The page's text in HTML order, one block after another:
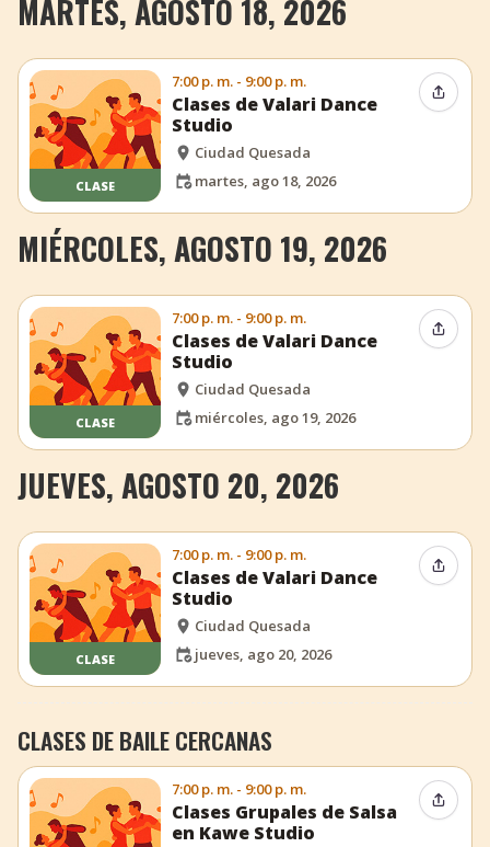
MARTES, AGOSTO 18, 2026
CLASE
7:00 p. m. - 9:00 p. m.
Clases de Valari Dance
Studio
Ciudad Quesada
martes, ago 18, 2026
MIÉRCOLES, AGOSTO 19, 2026
CLASE
7:00 p. m. - 9:00 p. m.
Clases de Valari Dance
Studio
Ciudad Quesada
miércoles, ago 19, 2026
JUEVES, AGOSTO 20, 2026
CLASE
7:00 p. m. - 9:00 p. m.
Clases de Valari Dance
Studio
Ciudad Quesada
jueves, ago 20, 2026
CLASES DE BAILE CERCANAS
7:00 p. m. - 9:00 p. m.
Clases Grupales de Salsa
en Kawe Studio